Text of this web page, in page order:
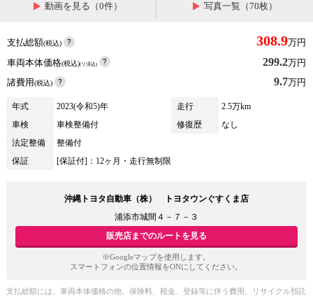
動画を見る（0件） 写真一覧（70枚）
支払総額(税込) 308.9万円
車両本体価格(税込)(リ済込) 299.2万円
諸費用(税込) 9.7万円
年式 2023(令和5)年 走行
2.5万km
車検
車検整備付 修復歴
なし
法定整備
整備付
保証
[保証付]：12ヶ月・走行無制限
沖縄トヨタ自動車（株） トヨタウンぐすくま店
浦添市城間４－７－３
販売店までのルートを見る
※Googleマップを使用します。
スマートフォンの位置情報をONにしてください。
支払総額には、車両本体価格の他、保険料、税金、登録等に伴う費用、リサイクル預託